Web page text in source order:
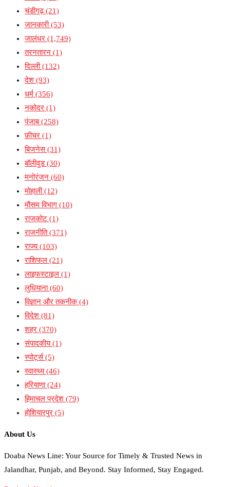
चंडीगढ़(21)
जानकारी(53)
जालंधर (1,749)
तरनतारन (1)
दिल्ली(132)
देश (93)
धर्म (356)
नकोदर (1)
पंजाब(258)
फ़ीचर (1)
बिजनेस(31)
बॉलीवुड(30)
मनोरंजन (60)
मोहाली(12)
मौसम विभाग (10)
राजकोट (1)
राजनीति(371)
राज्य(103)
राशिफल (21)
लाइफस्टाइल (1)
लुधियाना(60)
विज्ञान और तकनीक(4)
विदेश (81)
शहर (370)
संपादकीय(1)
स्पोर्ट्स(5)
स्वास्थ्य(46)
हरियाणा(24)
हिमाचल प्रदेश (79)
होशियारपुर (5)
About Us
Doaba News Line: Your Source for Timely & Trusted News in
Jalandhar, Punjab, and Beyond. Stay Informed, Stay Engaged.